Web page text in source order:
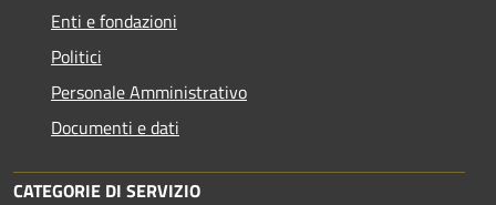
Enti e fondazioni
Politici
Personale Amministrativo
Documenti e dati
CATEGORIE DI SERVIZIO